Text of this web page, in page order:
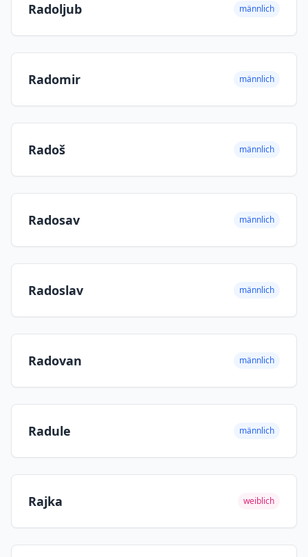
Radoljub männlich
Radomir männlich
Radoš männlich
Radosav männlich
Radoslav männlich
Radovan männlich
Radule männlich
Rajka weiblich